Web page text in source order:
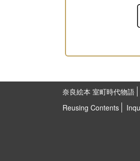
奈良絵本 室町時代物語
Reusing Contents